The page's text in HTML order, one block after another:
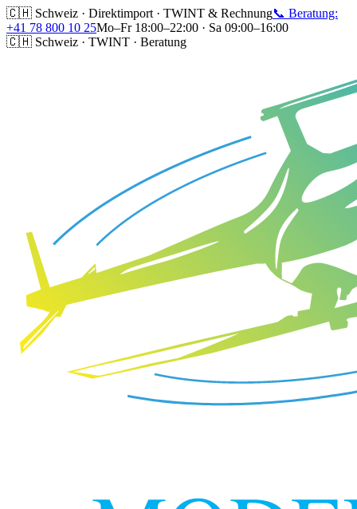
🇨🇭 Schweiz · Direktimport · TWINT & Rechnung📞 Beratung:
+41 78 800 10 25Mo–Fr 18:00–22:00 · Sa 09:00–16:00
🇨🇭 Schweiz · TWINT · Beratung